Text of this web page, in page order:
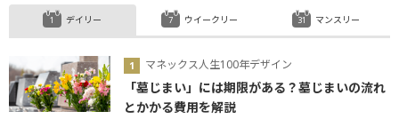
デイリー
マネックス人生100年デザイン
「墓じまい」には期限がある？墓じまいの流れ
とかかる費用を解説
ウイークリー マンスリー